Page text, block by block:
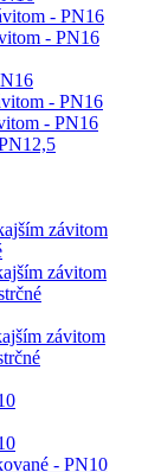
- PN16
- PN16
- PN16
- PN16
závitom
závitom
závitom
- PN10